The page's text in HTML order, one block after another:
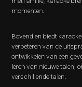
momenten.
Bovendien biedt
verbeteren van de
ontwikkelen van een
leren van nieuwe talen,
verschillende talen.